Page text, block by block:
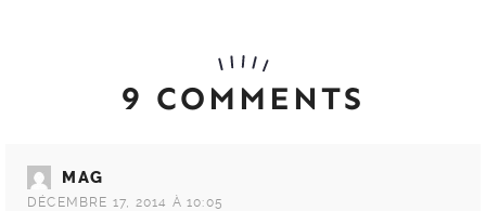
9 COMMENTS
MAG
DÉCEMBRE 17, 2014 À 10:05